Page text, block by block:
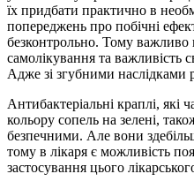
їх придбати практично в
попереджень про побічні
безконтрольно. Тому важливо
самолікування та важливість
Адже зі згубними наслідками
Антибактеріальні краплі, які
кольору сопель на зелені,
безпечними. Але вони
тому в лікаря є можливість
застосування цього